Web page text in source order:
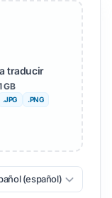
traducir
GB
.JPG
.PNG
(español)